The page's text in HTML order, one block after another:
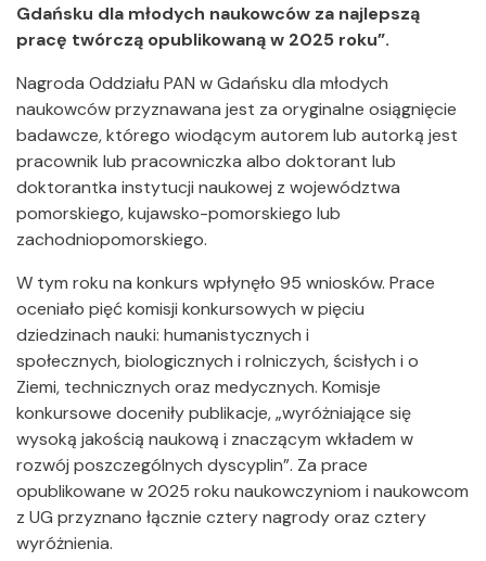
Gdańsku dla młodych naukowców za najlepszą
pracę twórczą opublikowaną w 2025 roku”.
Nagroda Oddziału PAN w Gdańsku dla młodych
naukowców przyznawana jest za oryginalne osiągnięcie
badawcze, którego wiodącym autorem lub autorką jest
pracownik lub pracowniczka albo doktorant lub
doktorantka instytucji naukowej z województwa
pomorskiego, kujawsko-pomorskiego lub
zachodniopomorskiego.
W tym roku na konkurs wpłynęło 95 wniosków. Prace
oceniało pięć komisji konkursowych w pięciu
dziedzinach nauki: humanistycznych i
społecznych, biologicznych i rolniczych, ścisłych i o
Ziemi, technicznych oraz medycznych. Komisje
konkursowe doceniły publikacje, „wyróżniające się
wysoką jakością naukową i znaczącym wkładem w
rozwój poszczególnych dyscyplin”. Za prace
opublikowane w 2025 roku naukowczyniom i naukowcom
z UG przyznano łącznie cztery nagrody oraz cztery
wyróżnienia.